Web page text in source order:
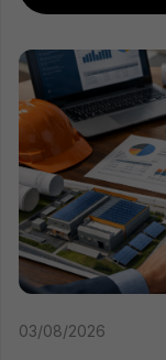
03/08/2026